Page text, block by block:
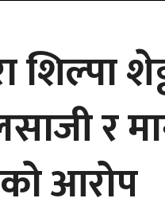
शिल्पा
र
आरोप